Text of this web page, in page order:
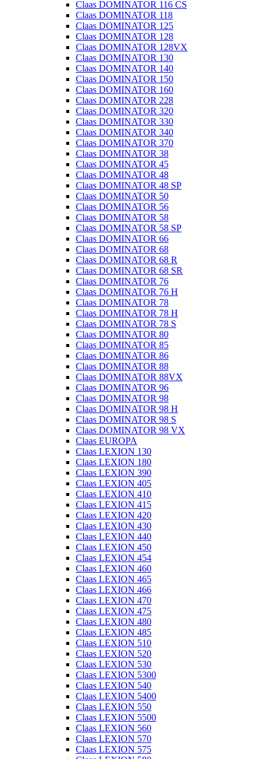
Claas DOMINATOR 116 CS
Claas DOMINATOR 118
Claas DOMINATOR 125
Claas DOMINATOR 128
Claas DOMINATOR 128VX
Claas DOMINATOR 130
Claas DOMINATOR 140
Claas DOMINATOR 150
Claas DOMINATOR 160
Claas DOMINATOR 228
Claas DOMINATOR 320
Claas DOMINATOR 330
Claas DOMINATOR 340
Claas DOMINATOR 370
Claas DOMINATOR 38
Claas DOMINATOR 45
Claas DOMINATOR 48
Claas DOMINATOR 48 SP
Claas DOMINATOR 50
Claas DOMINATOR 56
Claas DOMINATOR 58
Claas DOMINATOR 58 SP
Claas DOMINATOR 66
Claas DOMINATOR 68
Claas DOMINATOR 68 R
Claas DOMINATOR 68 SR
Claas DOMINATOR 76
Claas DOMINATOR 76 H
Claas DOMINATOR 78
Claas DOMINATOR 78 H
Claas DOMINATOR 78 S
Claas DOMINATOR 80
Claas DOMINATOR 85
Claas DOMINATOR 86
Claas DOMINATOR 88
Claas DOMINATOR 88VX
Claas DOMINATOR 96
Claas DOMINATOR 98
Claas DOMINATOR 98 H
Claas DOMINATOR 98 S
Claas DOMINATOR 98 VX
Claas EUROPA
Claas LEXION 130
Claas LEXION 180
Claas LEXION 390
Claas LEXION 405
Claas LEXION 410
Claas LEXION 415
Claas LEXION 420
Claas LEXION 430
Claas LEXION 440
Claas LEXION 450
Claas LEXION 454
Claas LEXION 460
Claas LEXION 465
Claas LEXION 466
Claas LEXION 470
Claas LEXION 475
Claas LEXION 480
Claas LEXION 485
Claas LEXION 510
Claas LEXION 520
Claas LEXION 530
Claas LEXION 5300
Claas LEXION 540
Claas LEXION 5400
Claas LEXION 550
Claas LEXION 5500
Claas LEXION 560
Claas LEXION 570
Claas LEXION 575